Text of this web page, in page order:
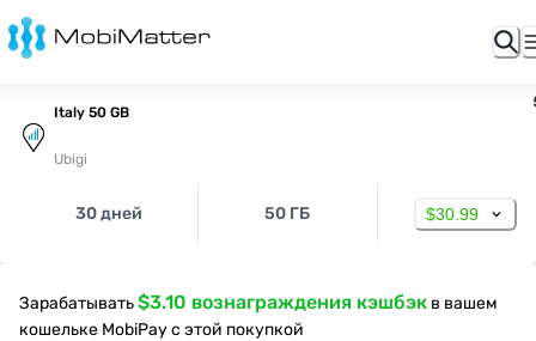
Italy 50 GB
Ubigi
30 дней 50 ГБ $30.99
Зарабатывать$3.10 вознаграждения кэшбэк в вашем
кошельке MobiPay с этой покупкой